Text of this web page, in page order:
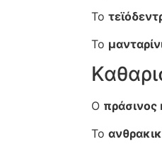
Το
Το
Ο πράσινος
Το